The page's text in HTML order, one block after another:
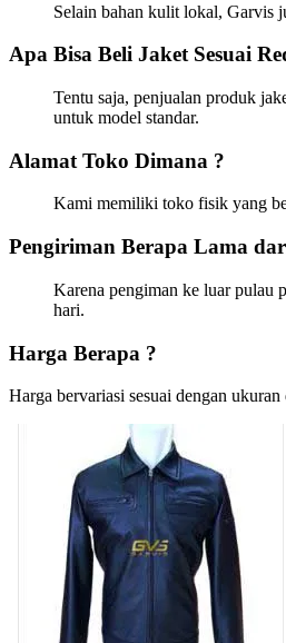
Selain bahan kulit lokal, Garvis
Apa Bisa Beli Jaket Sesuai
Tentu saja, penjualan produk
untuk model standar.
Alamat Toko Dimana ?
Kami memiliki toko fisik yang
Pengiriman Berapa Lama
Karena pengiman ke luar pulau
hari.
Harga Berapa ?
Harga bervariasi sesuai dengan